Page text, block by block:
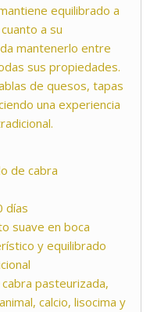
equilibrado a
a su
mantenerlo entre
sus propiedades.
de quesos, tapas
una experiencia
de cabra
días
suave en boca
y equilibrado
pasteurizada,
calcio, lisocima y